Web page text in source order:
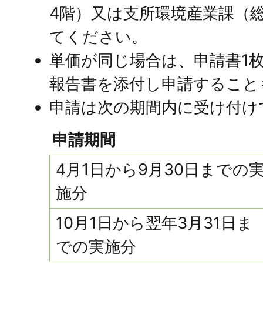
4階）又は支所環境産業課（
てください。
単価が同じ場合は、申請書1
報告書を添付し申請するこ
申請は次の期間内に受け付
申請期間
4月1日から9月30日までの
施分
10月1日から翌年3月31日ま
での実施分